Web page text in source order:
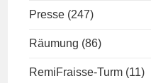
Presse (247)
Räumung (86)
RemiFraisse-Turm (11)